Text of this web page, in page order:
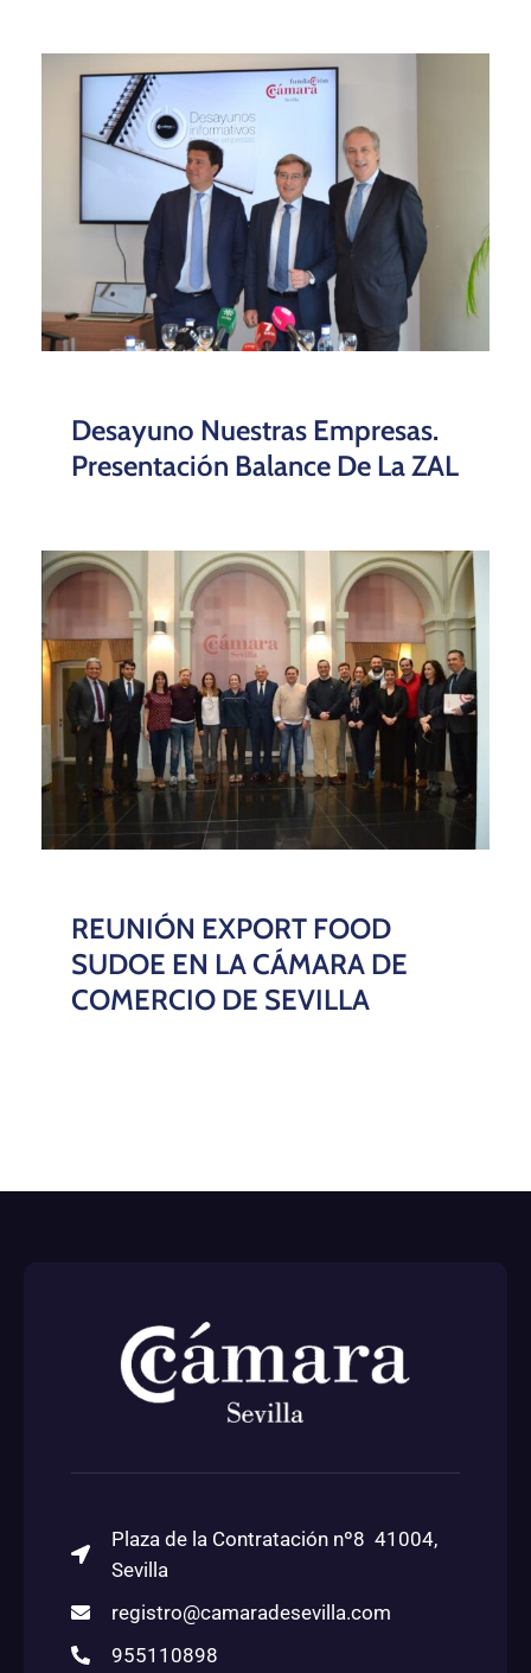
Desayuno Nuestras Empresas.
Presentación Balance De La ZAL
REUNIÓN EXPORT FOOD
SUDOE EN LA CÁMARA DE
COMERCIO DE SEVILLA
Plaza de la Contratación nº8 41004,
Sevilla
registro@camaradesevilla.com
955110898